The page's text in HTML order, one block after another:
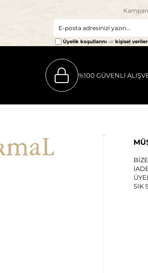
Üyelik koşullarını ve kişisel
%100 GÜVENLI
SIK